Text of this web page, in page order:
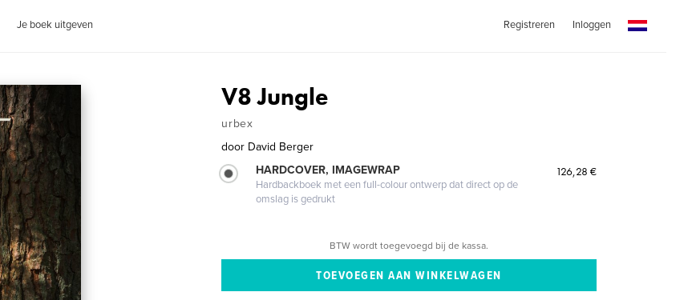
Je boek uitgeven Registreren Inloggen
V8 Jungle
urbex
door David Berger
HARDCOVER, IMAGEWRAP
Hardbackboek met een full-colour ontwerp dat direct op de
omslag is gedrukt
126,28 €
BTW wordt toegevoegd bij de kassa.